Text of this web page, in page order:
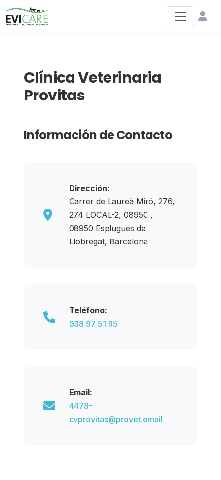
Clínica Veterinaria
Provitas
Información de Contacto
Dirección:
Carrer de Laureà Miró, 276,
274 LOCAL-2, 08950 ,
08950 Esplugues de
Llobregat, Barcelona
Teléfono:
938 97 51 95
Email:
4478-
cvprovitas@provet.email